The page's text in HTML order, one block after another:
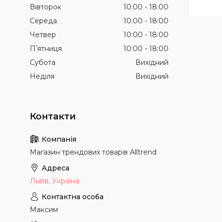
Вівторок
10:00
18:00
Середа
10:00
18:00
Четвер
10:00
18:00
Пʼятниця
10:00
18:00
Субота
Вихідний
Неділя
Вихідний
Магазин трендових товарів Alltrend
Львів, Україна
Максим